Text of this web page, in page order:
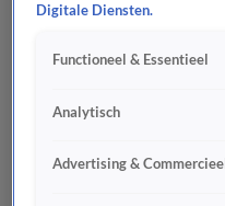
Digitale Diensten.
Functioneel & Essentieel
Analytisch
Advertising & Commercieel